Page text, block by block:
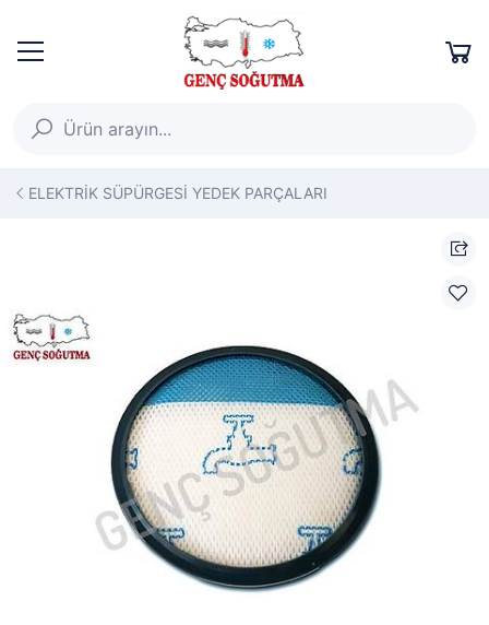
ELEKTRİK SÜPÜRGESİ YEDEK PARÇALARI